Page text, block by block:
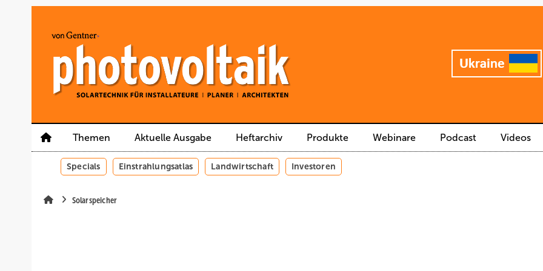
Themen Aktuelle Ausgabe Heftarchiv Produkte Webinare Podcast Videos
Specials Einstrahlungsatlas Landwirtschaft Investoren
Solarspeicher